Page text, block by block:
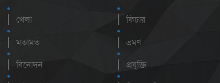
খেলা
মতামত
বিনোদন
ফিচার
ভ্রমণ
প্রযুক্তি